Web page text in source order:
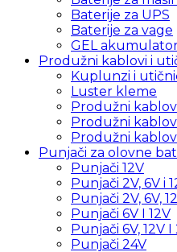
Baterije za UPS
Baterije za vage
GEL
Produžni kablovi i
Kuplunzi i
Luster kleme
Produžni
Produžni
Produžni
Punjači za olovne
Punjači 12V
Punjači 2V, 6V i
Punjači 2V, 6V,
Punjači 6V I 12V
Punjači 6V, 12V I
Punjači 24V